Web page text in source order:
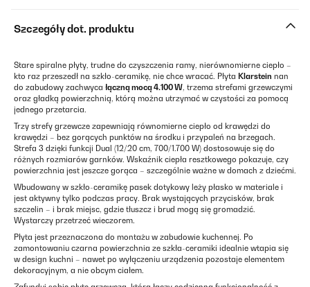
Szczegóły dot. produktu
Stare spiralne płyty, trudne do czyszczenia ramy, nierównomierne ciepło –
kto raz przeszedł na szkło-ceramikę, nie chce wracać. Płyta Klarstein nan
do zabudowy zachwyca łączną mocą 4.100 W, trzema strefami grzewczymi
oraz gładką powierzchnią, którą można utrzymać w czystości za pomocą
jednego przetarcia.
Trzy strefy grzewcze zapewniają równomierne ciepło od krawędzi do
krawędzi – bez gorących punktów na środku i przypaleń na brzegach.
Strefa 3 dzięki funkcji Dual (12/20 cm, 700/1.700 W) dostosowuje się do
różnych rozmiarów garnków. Wskaźnik ciepła resztkowego pokazuje, czy
powierzchnia jest jeszcze gorąca – szczególnie ważne w domach z dziećmi.
Wbudowany w szkło-ceramikę pasek dotykowy leży płasko w materiale i
jest aktywny tylko podczas pracy. Brak wystających przycisków, brak
szczelin – i brak miejsc, gdzie tłuszcz i brud mogą się gromadzić.
Wystarczy przetrzeć wieczorem.
Płyta jest przeznaczona do montażu w zabudowie kuchennej. Po
zamontowaniu czarna powierzchnia ze szkła-ceramiki idealnie wtapia się
w design kuchni – nawet po wyłączeniu urządzenia pozostaje elementem
dekoracyjnym, a nie obcym ciałem.